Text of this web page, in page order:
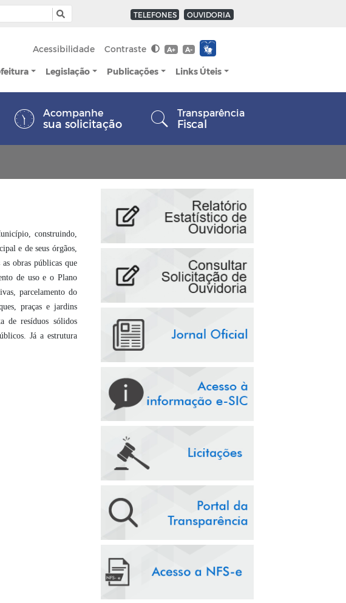
TELEFONES OUVIDORIA
Acessibilidade Contraste A+ A-
Legislação Publicações Links Úteis
Acompanhe
sua solicitação
Transparência
Fiscal
construindo,
e de seus órgãos,
obras públicas que
de uso e o Plano
parcelamento do
praças e jardins
de resíduos sólidos
Já a estrutura